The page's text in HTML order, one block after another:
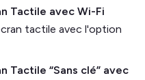
Tactile avec Wi-Fi
tactile avec l'option
Tactile “Sans clé” avec